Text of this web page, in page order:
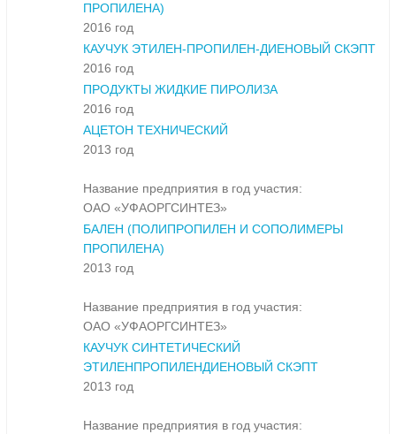
ПРОПИЛЕНА)
2016 год
КАУЧУК ЭТИЛЕН-ПРОПИЛЕН-ДИЕНОВЫЙ СКЭПТ
2016 год
ПРОДУКТЫ ЖИДКИЕ ПИРОЛИЗА
2016 год
АЦЕТОН ТЕХНИЧЕСКИЙ
2013 год
Название предприятия в год участия:
ОАО «УФАОРГСИНТЕЗ»
БАЛЕН (ПОЛИПРОПИЛЕН И СОПОЛИМЕРЫ
ПРОПИЛЕНА)
2013 год
Название предприятия в год участия:
ОАО «УФАОРГСИНТЕЗ»
КАУЧУК СИНТЕТИЧЕСКИЙ
ЭТИЛЕНПРОПИЛЕНДИЕНОВЫЙ СКЭПТ
2013 год
Название предприятия в год участия: